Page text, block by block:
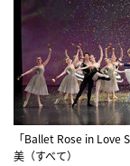
「Ballet Rose in Love
美（すべて）